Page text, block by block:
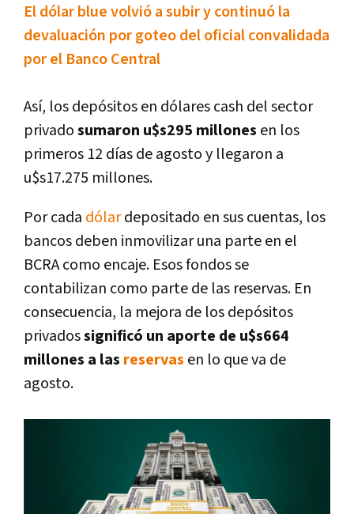
El dólar blue volvió a subir y continuó la
devaluación por goteo del oficial convalidada
por el Banco Central
Así, los depósitos en dólares cash del sector
privadosumaron u$s295 millones en los
primeros 12 días de agosto y llegaron a
u$s17.275 millones.
Por cada dólardepositado en sus cuentas, los
bancos deben inmovilizar una parte en el
BCRA como encaje. Esos fondos se
contabilizan como parte de las reservas. En
consecuencia, la mejora de los depósitos
privadossignificó un aporte de u$s664
millones a las reservas en lo que va de
agosto.